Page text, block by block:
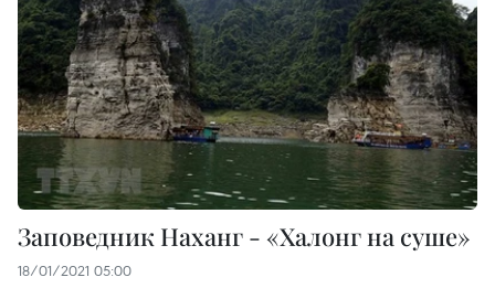
Заповедник Наханг - «Халонг на суше»
18/01/2021 05:00